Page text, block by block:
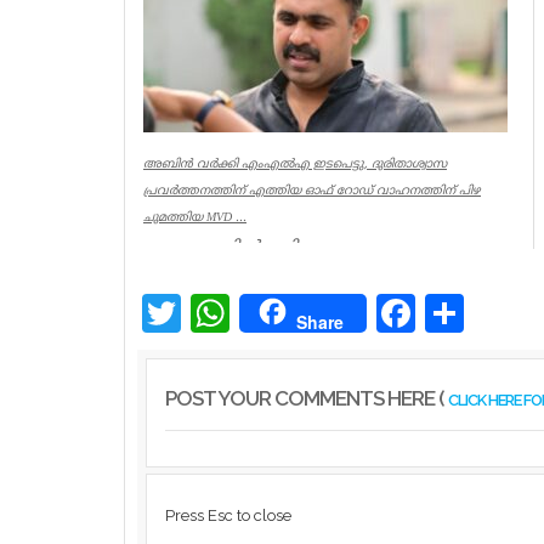
അബിൻ വർക്കി എംഎൽഎ ഇടപെട്ടു, ദുരിതാശ്വാസ
പ്രവർത്തനത്തിന് എത്തിയ ഓഫ് റോഡ് വാഹനത്തിന് പിഴ
ചുമത്തിയ MVD ...
ആറന്മുളയിൽ ദുരിതാശ്വാസ
വാഹനത്തിന് മോട്ടോർ വെഹിക്കിൾ
ഇൻസ്പെക്ടർ പിഴ ...
Twitter WhatsAppShare Facebook
POST YOUR COMMENTS HERE ( CLICK HERE
Press Esc to close